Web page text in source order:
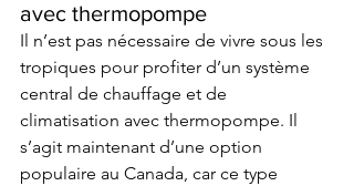
avec thermopompe
Il n’est pas nécessaire de vivre sous les
tropiques pour profiter d’un système
central de chauffage et de
climatisation avec thermopompe. Il
s’agit maintenant d’une option
populaire au Canada, car ce type